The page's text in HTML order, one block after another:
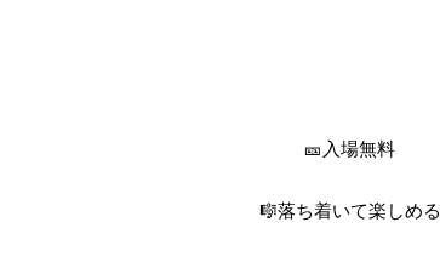
🎫入場無料
🎼落ち着いて楽しめる